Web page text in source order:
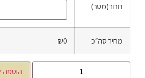
רוחב(מטר)
מחיר סה״כ ₪0
הוספה